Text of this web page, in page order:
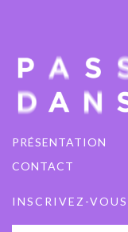
PRÉSENTATION
CONTACT
INSCRIVEZ-